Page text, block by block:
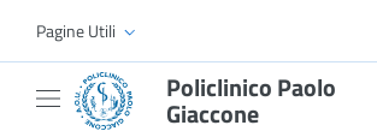
Skip to Main Content
Pagine Utili
Policlinico Paolo
Giaccone